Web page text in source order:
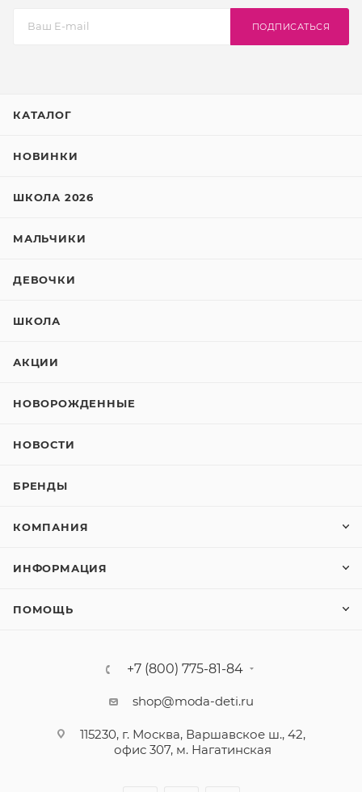
ПОДПИСАТЬСЯ
КАТАЛОГ
НОВИНКИ
ШКОЛА 2026
МАЛЬЧИКИ
ДЕВОЧКИ
ШКОЛА
АКЦИИ
НОВОРОЖДЕННЫЕ
НОВОСТИ
БРЕНДЫ
КОМПАНИЯ
ИНФОРМАЦИЯ
ПОМОЩЬ
+7 (800) 775-81-84
shop@moda-deti.ru
115230, г. Москва, Варшавское ш., 42,
офис 307, м. Нагатинская